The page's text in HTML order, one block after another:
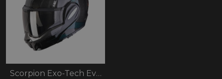
Scorpion Exo-Tech Evo Carbon Cad